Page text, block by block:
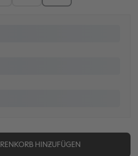
HINZUFÜGEN